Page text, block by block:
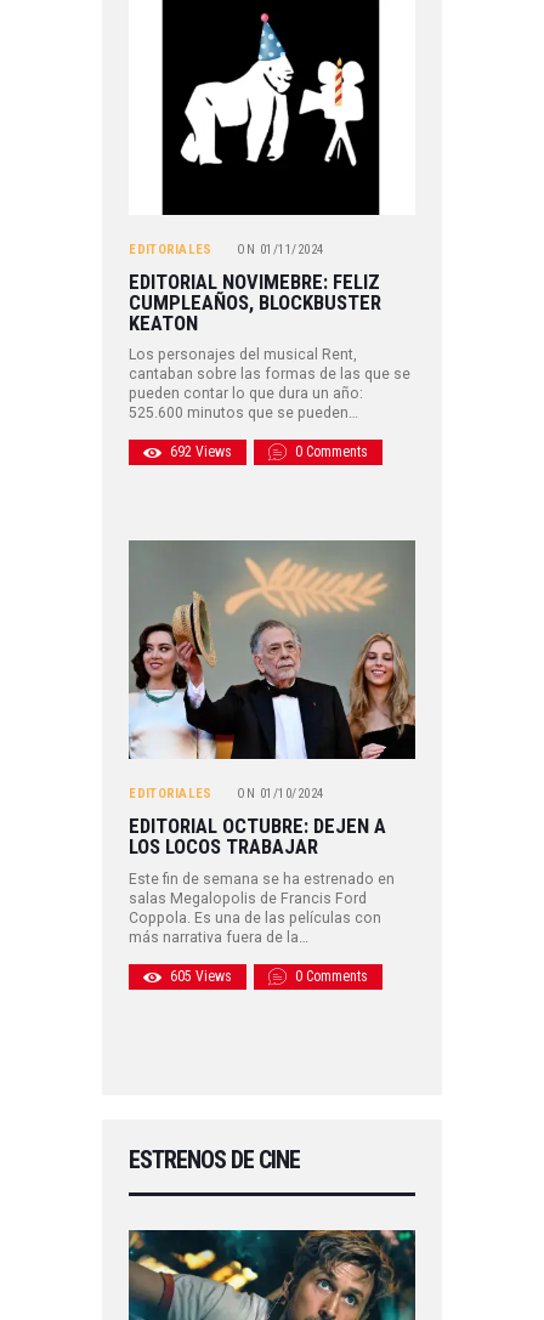
EDITORIALES ON 01/11/2024
EDITORIAL NOVIMEBRE: FELIZ
CUMPLEAÑOS, BLOCKBUSTER
KEATON
Los personajes del musical Rent,
cantaban sobre las formas de las que se
pueden contar lo que dura un año:
525.600 minutos que se pueden…
692 Views 0 Comments
EDITORIALES ON 01/10/2024
EDITORIAL OCTUBRE: DEJEN A
LOS LOCOS TRABAJAR
Este fin de semana se ha estrenado en
salas Megalopolis de Francis Ford
Coppola. Es una de las películas con
más narrativa fuera de la…
605 Views 0 Comments
ESTRENOS DE CINE